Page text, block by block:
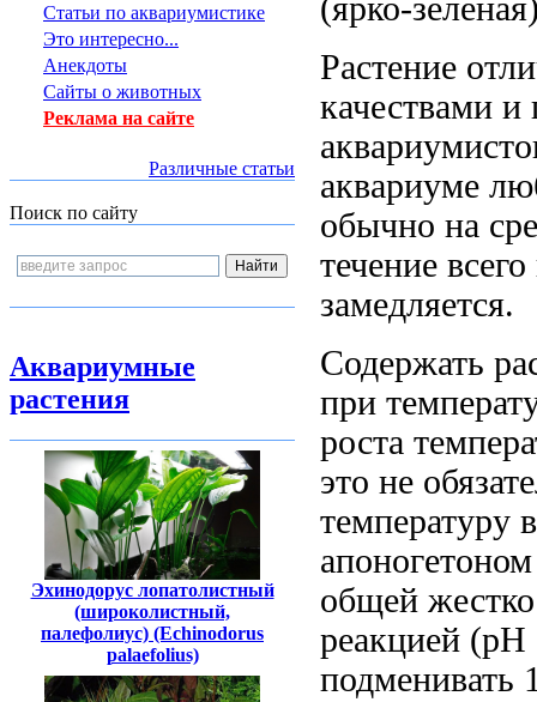
Статьи по аквариумистике
Это интересно...
Анекдоты
Сайты о животных
Реклама на сайте
Различные статьи
Поиск по сайту
Аквариумные
растения
Эхинодорус лопатолистный
(широколистный,
палефолиус) (Echinodorus
palaefolius)
(ярко-
Растение
качествами и
аквариуме
обычно на
течение
замедляется.
Содержать
при
роста
это не
температуру
общей
реакцией (рН
подменивать